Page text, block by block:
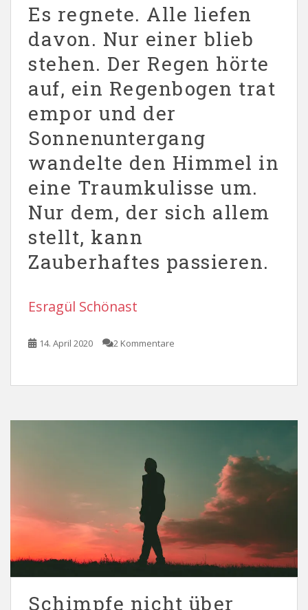
Es regnete. Alle liefen
davon. Nur einer blieb
stehen. Der Regen hörte
auf, ein Regenbogen trat
empor und der
Sonnenuntergang
wandelte den Himmel in
eine Traumkulisse um.
Nur dem, der sich allem
stellt, kann
Zauberhaftes passieren.
Esragül Schönast
14. April 2020 2 Kommentare
Schimpfe nicht über